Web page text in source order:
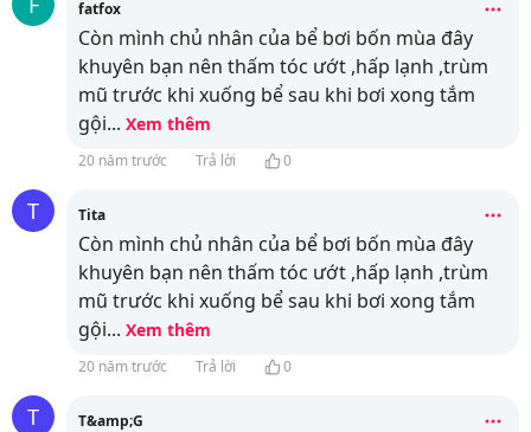
fatfox
Còn mình chủ nhân của bể bơi bốn mùa đây
khuyên bạn nên thấm tóc ướt ,hấp lạnh ,trùm
mũ trước khi xuống bể sau khi bơi xong tắm
gội... Xem thêm
20 năm trước Trả lời 0
T Tita
Còn mình chủ nhân của bể bơi bốn mùa đây
khuyên bạn nên thấm tóc ướt ,hấp lạnh ,trùm
mũ trước khi xuống bể sau khi bơi xong tắm
gội... Xem thêm
20 năm trước Trả lời 0
T T&amp;G